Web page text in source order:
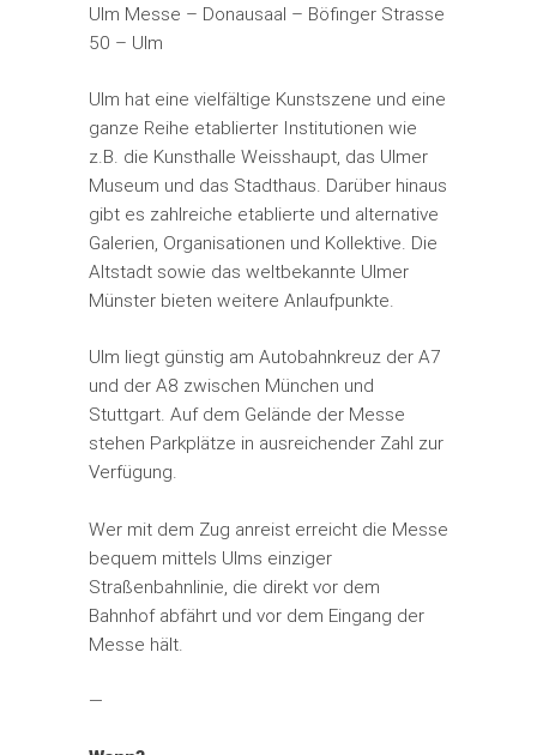
Ulm Messe – Donausaal – Böfinger Strasse
50 – Ulm
Ulm hat eine vielfältige Kunstszene und eine
ganze Reihe etablierter Institutionen wie
z.B. die Kunsthalle Weisshaupt, das Ulmer
Museum und das Stadthaus. Darüber hinaus
gibt es zahlreiche etablierte und alternative
Galerien, Organisationen und Kollektive. Die
Altstadt sowie das weltbekannte Ulmer
Münster bieten weitere Anlaufpunkte.
Ulm liegt günstig am Autobahnkreuz der A7
und der A8 zwischen München und
Stuttgart. Auf dem Gelände der Messe
stehen Parkplätze in ausreichender Zahl zur
Verfügung.
Wer mit dem Zug anreist erreicht die Messe
bequem mittels Ulms einziger
Straßenbahnlinie, die direkt vor dem
Bahnhof abfährt und vor dem Eingang der
Messe hält.
—